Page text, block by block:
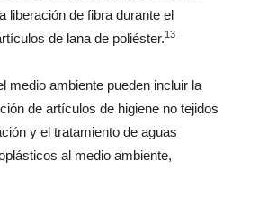
liberación de fibra durante el
de lana de poliéster.13
medio ambiente pueden incluir la
de artículos de higiene no tejidos
y el tratamiento de aguas
al medio ambiente,